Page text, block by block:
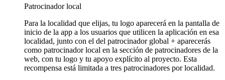
Patrocinador local
Para la localidad que elijas, tu logo aparecerá en la pantalla de
inicio de la app a los usuarios que utilicen la aplicación en esa
localidad, junto con el del patrocinador global + aparecerás
como patrocinador local en la sección de patrocinadores de la
web, con tu logo y tu apoyo explícito al proyecto. Esta
recompensa está limitada a tres patrocinadores por localidad.